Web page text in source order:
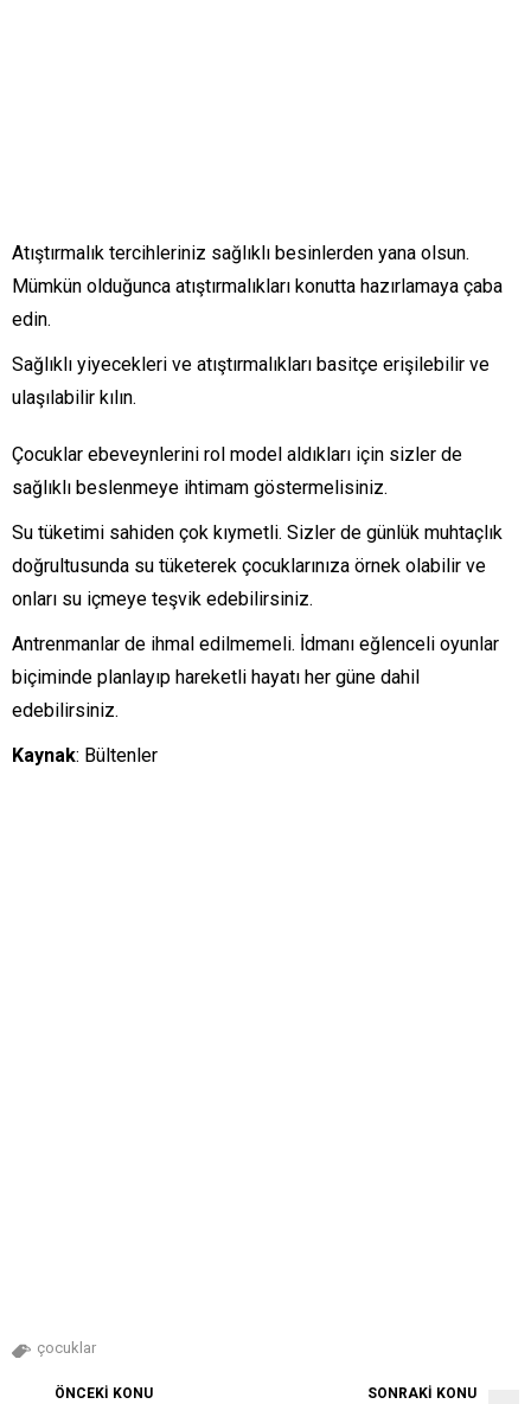
Atıştırmalık tercihleriniz sağlıklı besinlerden yana olsun.
Mümkün olduğunca atıştırmalıkları konutta hazırlamaya çaba
edin.
Sağlıklı yiyecekleri ve atıştırmalıkları basitçe erişilebilir ve
ulaşılabilir kılın.
Çocuklar ebeveynlerini rol model aldıkları için sizler de
sağlıklı beslenmeye ihtimam göstermelisiniz.
Su tüketimi sahiden çok kıymetli. Sizler de günlük muhtaçlık
doğrultusunda su tüketerek çocuklarınıza örnek olabilir ve
onları su içmeye teşvik edebilirsiniz.
Antrenmanlar de ihmal edilmemeli. İdmanı eğlenceli oyunlar
biçiminde planlayıp hareketli hayatı her güne dahil
edebilirsiniz.
Kaynak: Bültenler
çocuklar
ÖNCEKİ KONU SONRAKİ KONU